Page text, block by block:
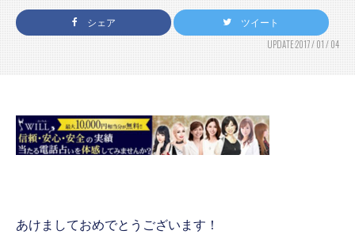
シェア ツイート
UPDATE:2017 / 01 / 04
あけましておめでとうございます！